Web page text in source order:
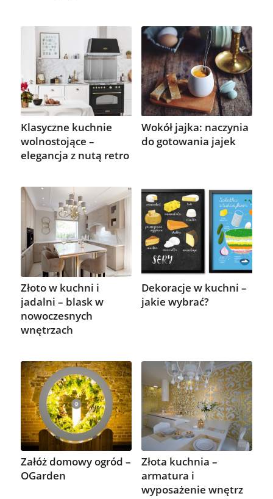
Klasyczne kuchnie
wolnostojące –
elegancja z nutą retro
Wokół jajka: naczynia
do gotowania jajek
Złoto w kuchni i
jadalni – blask w
nowoczesnych
wnętrzach
Dekoracje w kuchni –
jakie wybrać?
Załóż domowy ogród –
OGarden
Złota kuchnia –
armatura i
wyposażenie wnętrz